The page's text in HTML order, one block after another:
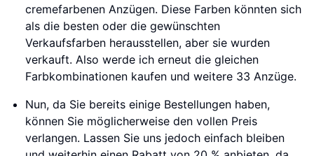
cremefarbenen Anzügen. Diese Farben könnten sich
als die besten oder die gewünschten
Verkaufsfarben herausstellen, aber sie wurden
verkauft. Also werde ich erneut die gleichen
Farbkombinationen kaufen und weitere 33 Anzüge.
Nun, da Sie bereits einige Bestellungen haben,
können Sie möglicherweise den vollen Preis
verlangen. Lassen Sie uns jedoch einfach bleiben